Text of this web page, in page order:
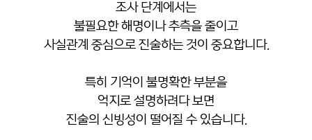
조사 단계에서는
불필요한 해명이나 추측을 줄이고
사실관계 중심으로 진술하는 것이 중요합니다.
특히 기억이 불명확한 부분을
억지로 설명하려다 보면
진술의 신빙성이 떨어질 수 있습니다.